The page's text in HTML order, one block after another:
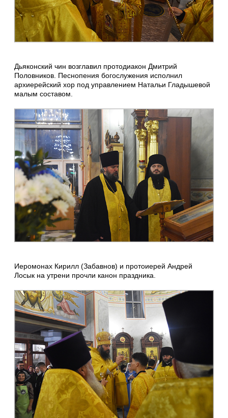
Дьяконский чин возглавил протодиакон Дмитрий
Половников. Песнопения богослужения исполнил
архиерейский хор под управлением Натальи Гладышевой
малым составом.
Иеромонах Кирилл (Забавнов) и протоиерей Андрей
Лосык на утрени прочли канон праздника.